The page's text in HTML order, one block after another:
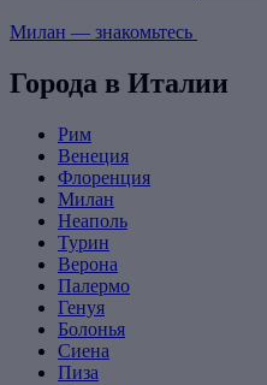
Милан — знакомьтесь
Города в Италии
Рим
Венеция
Флоренция
Милан
Неаполь
Турин
Верона
Палермо
Генуя
Болонья
Сиена
Пиза